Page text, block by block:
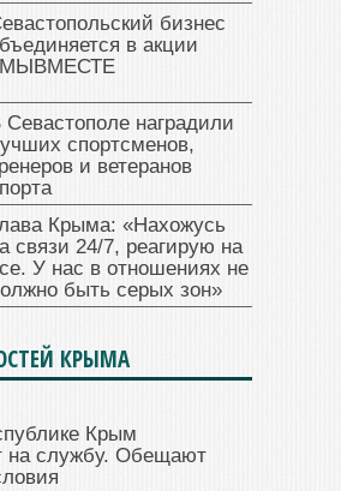
бизнес
в акции
Севастополе наградили
спортсменов,
и ветеранов
Крыма: «Нахожусь
связи 24/7, реагирую на
У нас в отношениях не
быть серых зон»
КРЫМА
Крым
на службу. Обещают